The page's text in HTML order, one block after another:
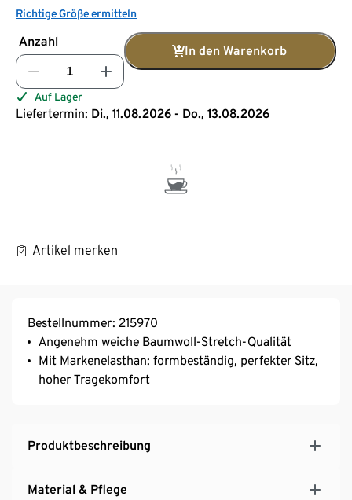
Richtige Größe ermitteln
Anzahl
In den Warenkorb
Auf Lager
Liefertermin: Di., 11.08.2026 - Do., 13.08.2026
Artikel merken
Bestellnummer: 215970
Angenehm weiche Baumwoll-Stretch-Qualität
Mit Markenelasthan: formbeständig, perfekter Sitz,
hoher Tragekomfort
Produktbeschreibung
Material & Pflege